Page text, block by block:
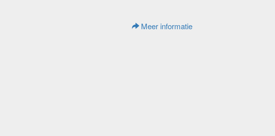
Meer informatie